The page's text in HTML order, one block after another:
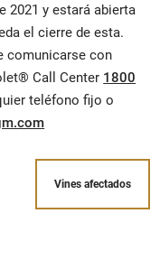
2021 y estará abierta
el cierre de esta.
comunicarse con
Call Center 1800
teléfono fijo o
Vines afectados